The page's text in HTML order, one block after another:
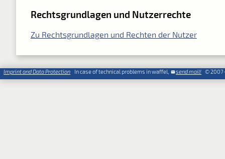
Rechtsgrundlagen und Nutzerrechte
Zu Rechtsgrundlagen und Rechten der Nutzer
Imprint and Data Protection In case of technical problems in waffel, send mail! ©